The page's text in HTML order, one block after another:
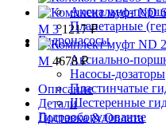
Аксиально-
Планетарные
Гидронасосы
Аксиально-
Насосы-дозаторы
Пластинчатые
Шестеренные
Гидрооборудование
M 31217₽
M 4678₽
Описание
Детали
Доставка & Оплата